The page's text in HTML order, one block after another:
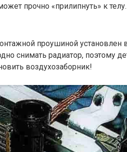
прочно «прилипнуть» к
проушиной установлен
снимать радиатор, поэтому
воздухозаборник!